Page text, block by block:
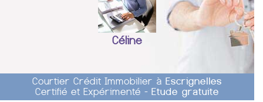
Céline
Courtier Crédit Immobilier à Escrignelles
Certifié et Expérimenté - Etude gratuite